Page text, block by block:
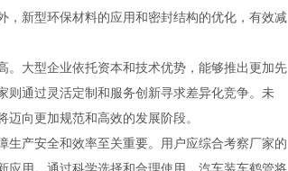
，新型环保材料的应用和密封结构的优化，有效减
。大型企业依托资本和技术优势，能够推出更加先
则通过灵活定制和服务创新寻求差异化竞争。未
向更加规范和高效的发展阶段。
产安全和效率至关重要。用户应综合考察厂家的